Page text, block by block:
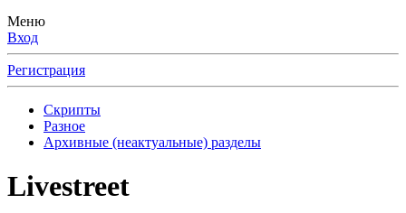
Меню
Вход
Регистрация
Скрипты
Разное
Архивные (неактуальные) разделы
Livestreet